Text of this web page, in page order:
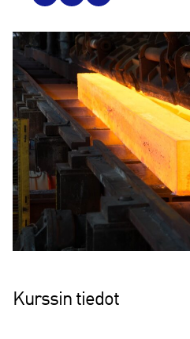
Kurssin tiedot